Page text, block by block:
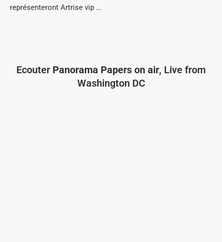
représenteront Artrise vip …
Ecouter Panorama Papers on air, Live from
Washington DC